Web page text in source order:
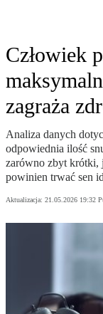
Człowiek
zagraża
Analiza danych
odpowiednia ilość
zarówno zbyt krótki,
powinien trwać sen
Aktualizacja: 21.05.2026 19:32